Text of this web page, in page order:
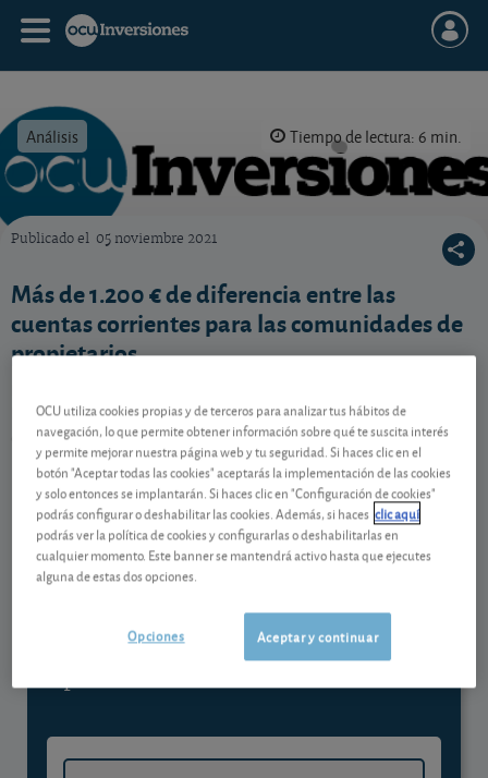
Análisis Tiempo de lectura: 6 min.
Publicado el 05 noviembre 2021
Más de 1.200 € de diferencia entre las
cuentas corrientes para las comunidades de
propietarios
las cuentas corrientes que ofrecen las entidades bancarias para las
comunidades de propietarios.
Contenido reservado a SOCIOS
Gestiona tu dinero con visión
y consigue que cada euro trabaje
OCU utiliza cookies propias y de terceros para analizar tus hábitos de
navegación, lo que permite obtener información sobre qué te suscita interés
y permite mejorar nuestra página web y tu seguridad. Si haces clic en el
botón "Aceptar todas las cookies" aceptarás la implementación de las cookies
y solo entonces se implantarán. Si haces clic en "Configuración de cookies"
podrás configurar o deshabilitar las cookies. Además, si haces clic aquí
podrás ver la política de cookies y configurarlas o deshabilitarlas en
cualquier momento. Este banner se mantendrá activo hasta que ejecutes
alguna de estas dos opciones.
Aceptar y continuar
Opciones